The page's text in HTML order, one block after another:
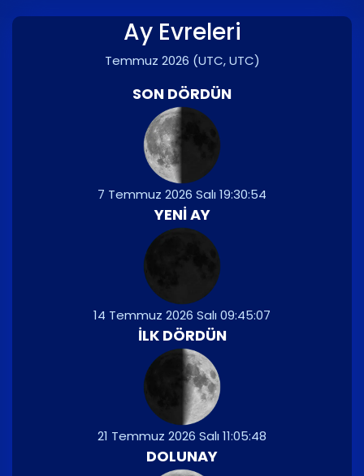
Ay Evreleri
Temmuz 2026 (UTC, UTC)
SON DÖRDÜN
7 Temmuz 2026 Salı 19:30:54
YENI AY
14 Temmuz 2026 Salı 09:45:07
İLK DÖRDÜN
21 Temmuz 2026 Salı 11:05:48
DOLUNAY